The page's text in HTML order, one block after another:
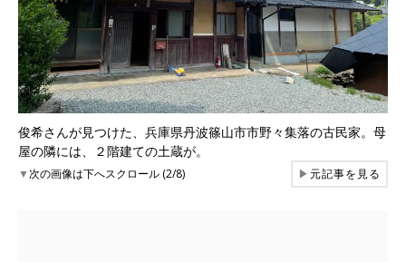
俊希さんが見つけた、兵庫県丹波篠山市市野々集落の古民家。母
屋の隣には、２階建ての土蔵が。
▼次の画像は下へスクロール (2/8) ▶元記事を見る